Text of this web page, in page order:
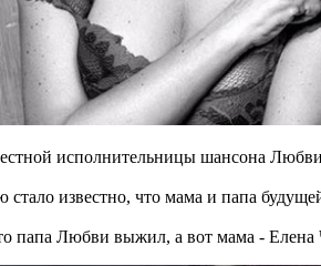
исполнительницы шансона
известно, что мама и папа
папа Любви выжил, а вот мама - Елена